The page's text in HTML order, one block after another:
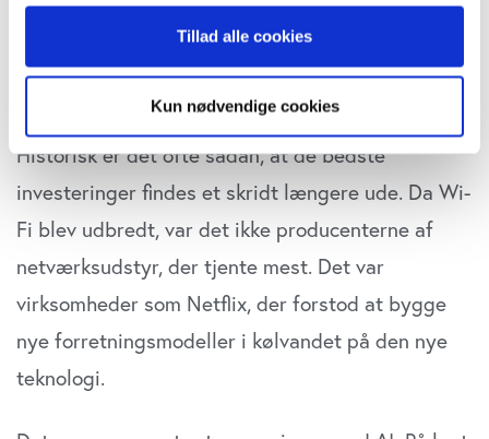
persondatapolitik. Du kan altid trække dit samtykke
tilbage eller ændre indstillinger fra vores
"Cookiedeklaration", eller ved at trykke på "Privacy
Hvis du tillader det, vil vi også gerne:
Indsamle præcise oplysninger om din placering,
der kan være nøjagtig inden for få meter
Identificere din enhed baseret på en scanning af
Dine valg anvendes på hele websitet.
Vi bruger cookies til at tilpasse vores indhold og
annoncer, til at vise dig funktioner til sociale medier og til
at analysere vores trafik. Vi deler også oplysninger om
Tillad alle cookies
Kun nødvendige cookies
virksomheder.
Historisk er det ofte sådan, at de bedste
investeringer findes et skridt længere ude. Da Wi-
Fi blev udbredt, var det ikke producenterne af
netværksudstyr, der tjente mest. Det var
virksomheder som Netflix, der forstod at bygge
nye forretningsmodeller i kølvandet på den nye
teknologi.